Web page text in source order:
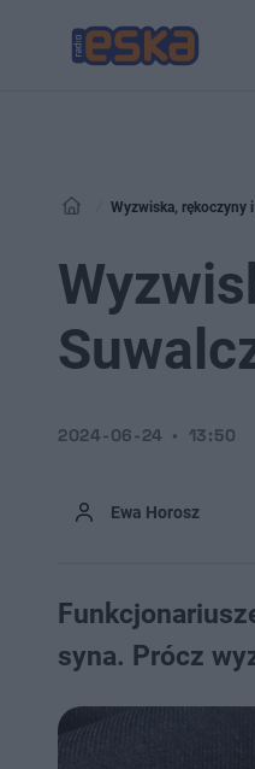
Wyzwiska, rękoczyny
Ewa Horosz
2024-06-24 13:50
syna. Prócz